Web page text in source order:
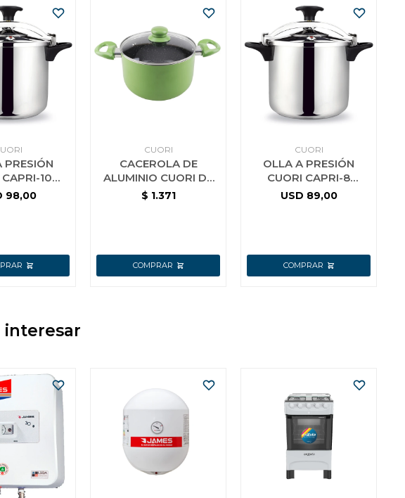
PRESIÓN
10
INOX.
98,00
CUORI
CACEROLA DE
ALUMINIO CUORI DE
24 CM CON INTERIOR
$ 1.371
CUORI
OLLA A PRESIÓN
CUORI CAPRI-8
ACERO INOX.
USD 89,00
interesar